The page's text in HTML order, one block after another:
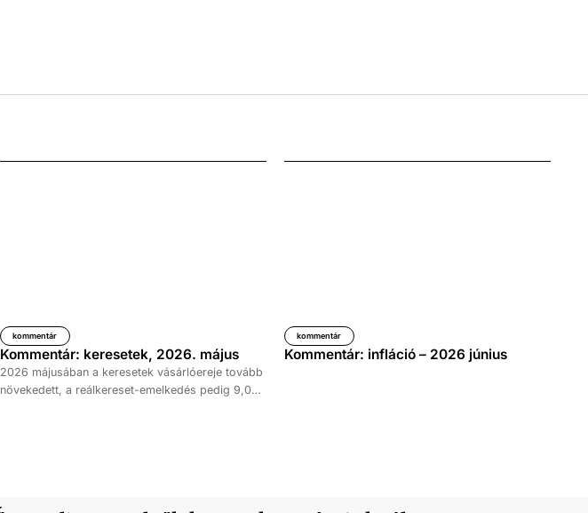
kommentár
Kommentár: keresetek, 2026. május
2026 májusában a keresetek vásárlóereje tovább
növekedett, a reálkereset-emelkedés pedig 9,0
kommentár
Kommentár: infláció – 2026 június